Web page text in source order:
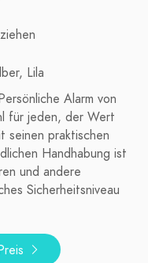
Lila
Alarm von
für jeden, der Wert
seinen praktischen
Handhabung ist
und andere
Sicherheitsniveau